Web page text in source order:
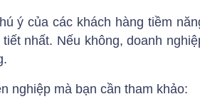
ý của các khách hàng tiềm
nhất. Nếu không, doanh
nghiệp mà bạn cần tham khảo: